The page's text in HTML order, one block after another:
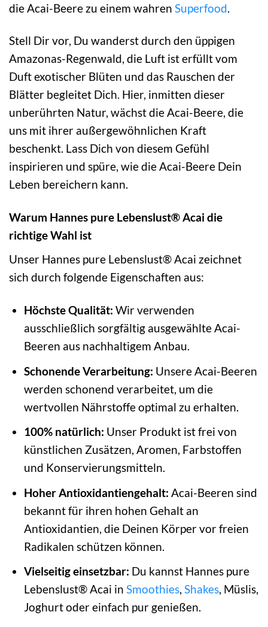
die Acai-Beere zu einem wahren Superfood
Stell Dir vor, Du wanderst durch den üppigen
Amazonas-Regenwald, die Luft ist erfüllt vom
Duft exotischer Blüten und das Rauschen der
Blätter begleitet Dich. Hier, inmitten dieser
unberührten Natur, wächst die Acai-Beere, die
uns mit ihrer außergewöhnlichen Kraft
beschenkt. Lass Dich von diesem Gefühl
inspirieren und spüre, wie die Acai-Beere Dein
Leben bereichern kann.
Warum Hannes pure Lebenslust® Acai die
richtige Wahl ist
Unser Hannes pure Lebenslust® Acai zeichnet
sich durch folgende Eigenschaften aus:
Höchste Qualität: Wir verwenden
ausschließlich sorgfältig ausgewählte Acai-
Beeren aus nachhaltigem Anbau.
Schonende Verarbeitung: Unsere Acai-Beeren
werden schonend verarbeitet, um die
wertvollen Nährstoffe optimal zu erhalten.
100% natürlich: Unser Produkt ist frei von
künstlichen Zusätzen, Aromen, Farbstoffen
und Konservierungsmitteln.
Hoher Antioxidantiengehalt: Acai-Beeren sind
bekannt für ihren hohen Gehalt an
Antioxidantien, die Deinen Körper vor freien
Radikalen schützen können.
Vielseitig einsetzbar: Du kannst Hannes pure
Lebenslust® Acai in Smoothies, Shakes, Müslis,
Joghurt oder einfach pur genießen.